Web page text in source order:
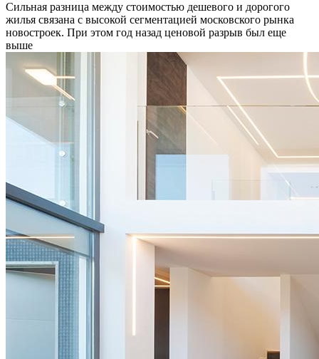
Сильная разница между стоимостью дешевого и дорогого
жилья связана с высокой сегментацией московского рынка
новостроек. При этом год назад ценовой разрыв был еще
выше